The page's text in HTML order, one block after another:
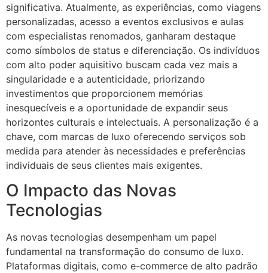
significativa. Atualmente, as experiências, como viagens
personalizadas, acesso a eventos exclusivos e aulas
com especialistas renomados, ganharam destaque
como símbolos de status e diferenciação. Os indivíduos
com alto poder aquisitivo buscam cada vez mais a
singularidade e a autenticidade, priorizando
investimentos que proporcionem memórias
inesquecíveis e a oportunidade de expandir seus
horizontes culturais e intelectuais. A personalização é a
chave, com marcas de luxo oferecendo serviços sob
medida para atender às necessidades e preferências
individuais de seus clientes mais exigentes.
O Impacto das Novas
Tecnologias
As novas tecnologias desempenham um papel
fundamental na transformação do consumo de luxo.
Plataformas digitais, como e-commerce de alto padrão